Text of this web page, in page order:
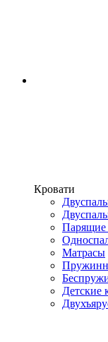
Кровати
Парящие
Матрасы
Детские